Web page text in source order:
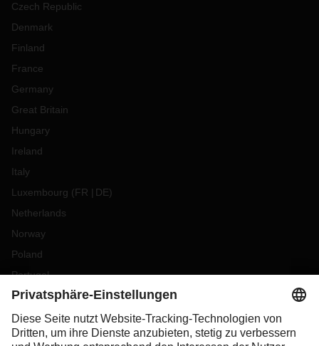
Czech Republic
Denmark
Finland
France
Germany
Great Britain
Hungary
Ireland
Italy
Luxembourg (FR DE)
Netherlands
Norway
Poland
Portugal
Romania
Slovakia
Spain